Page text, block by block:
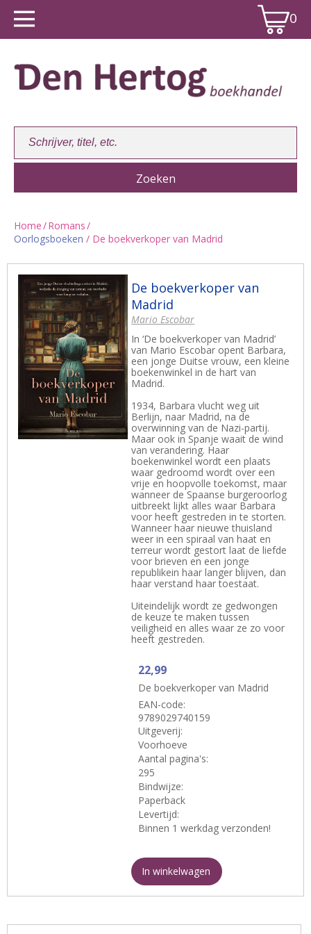
0
Winkelwagen:
Home/Romans/
Oorlogsboeken / De boekverkoper van Madrid
De boekverkoper van
Madrid
Mario Escobar
In ‘De boekverkoper van Madrid’
van Mario Escobar opent Barbara,
een jonge Duitse vrouw, een kleine
boekenwinkel in de hart van
Madrid.
1934, Barbara vlucht weg uit
Berlijn, naar Madrid, na de
overwinning van de Nazi-partij.
Maar ook in Spanje waait de wind
van verandering. Haar
boekenwinkel wordt een plaats
waar gedroomd wordt over een
vrije en hoopvolle toekomst, maar
wanneer de Spaanse burgeroorlog
uitbreekt lijkt alles waar Barbara
voor heeft gestreden in te storten.
Wanneer haar nieuwe thuisland
weer in een spiraal van haat en
terreur wordt gestort laat de liefde
voor brieven en een jonge
republikein haar langer blijven, dan
haar verstand haar toestaat.
Uiteindelijk wordt ze gedwongen
de keuze te maken tussen
veiligheid en alles waar ze zo voor
heeft gestreden.
22,99
De boekverkoper van Madrid
EAN-code:
9789029740159
Uitgeverij:
Voorhoeve
Aantal pagina's:
295
Bindwijze:
Paperback
Levertijd:
Binnen 1 werkdag verzonden!
In winkelwagen